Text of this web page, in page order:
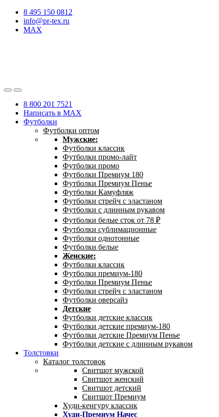
8 495 150 0812
info@pr-tex.ru
MAX
8 800 201 7521
Написать в MAX
Футболки
Футболки оптом
Мужские:
Футболки классик
Футболки промо-лайт
Футболки промо
Футболки Премиум 180
Футболки Премиум Пенье
Футболки Камуфляж
Футболки стрейч с эластаном
Футболки с длинным рукавом
Футболки белые сток от 78 ₽
Футболки сублимационные
Футболки однотонные
Футболки белые
Женские:
Футболки классик
Футболки премиум-180
Футболки Премиум Пенье
Футболки стрейч с эластаном
Футболки оверсайз
Детские
Футболки детские классик
Футболки детские премиум-180
Футболки детские Премиум Пенье
Футболки детские с длинным рукавом
Толстовки
Каталог толстовок
Свитшот мужской
Свитшот женский
Свитшот детский
Свитшот Премиум
Худи-кенгуру классик
Худи-Премиум Начес